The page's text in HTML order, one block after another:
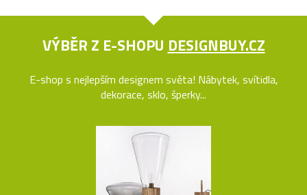
VÝBĚR Z E-SHOPU DESIGNBUY.CZ
E-shop s nejlepším designem světa! Nábytek, svítidla,
dekorace, sklo, šperky...